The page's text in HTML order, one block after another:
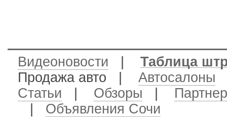
Видеоновости
Таблица
Продажа авто
Автосалоны
Статьи
Обзоры
Объявления Сочи